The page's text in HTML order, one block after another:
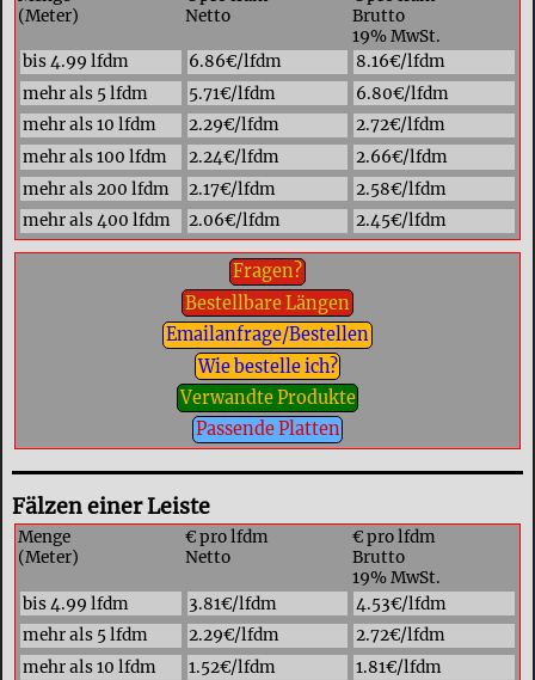
(Meter)
Netto
Brutto
19% MwSt.
bis 4.99 lfdm
6.86€/lfdm
8.16€/lfdm
mehr als 5 lfdm
5.71€/lfdm
6.80€/lfdm
mehr als 10 lfdm
2.29€/lfdm
2.72€/lfdm
mehr als 100 lfdm
2.24€/lfdm
2.66€/lfdm
mehr als 200 lfdm
2.17€/lfdm
2.58€/lfdm
mehr als 400 lfdm
2.06€/lfdm 2.45€/lfdm
Fragen?
Bestellbare Längen
Emailanfrage/Bestellen
Wie bestelle ich?
Verwandte Produkte
Passende Platten
Fälzen einer Leiste
Menge
(Meter)
€ pro lfdm
Netto
€ pro lfdm
Brutto
19% MwSt.
bis 4.99 lfdm
3.81€/lfdm
4.53€/lfdm
mehr als 5 lfdm
2.29€/lfdm
2.72€/lfdm
mehr als 10 lfdm
1.52€/lfdm
1.81€/lfdm